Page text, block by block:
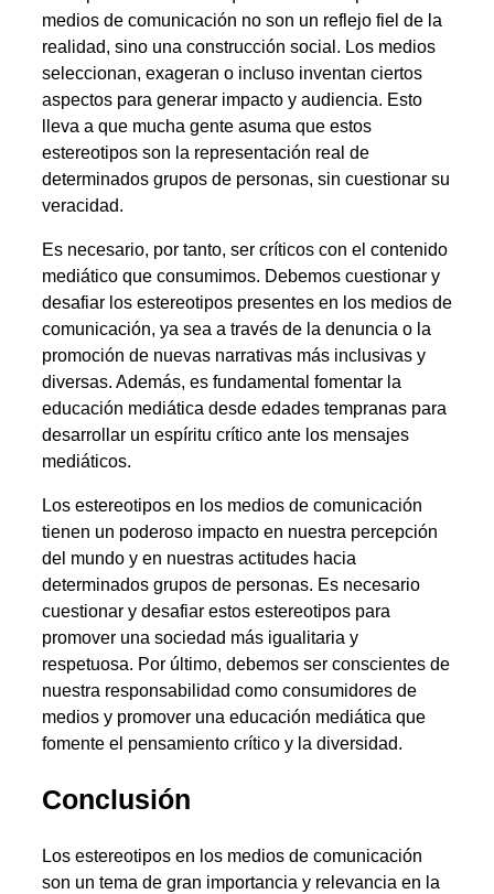
medios de comunicación no son un reflejo fiel de la
realidad, sino una construcción social. Los medios
seleccionan, exageran o incluso inventan ciertos
aspectos para generar impacto y audiencia. Esto
lleva a que mucha gente asuma que estos
estereotipos son la representación real de
determinados grupos de personas, sin cuestionar su
veracidad.
Es necesario, por tanto, ser críticos con el contenido
mediático que consumimos. Debemos cuestionar y
desafiar los estereotipos presentes en los medios de
comunicación, ya sea a través de la denuncia o la
promoción de nuevas narrativas más inclusivas y
diversas. Además, es fundamental fomentar la
educación mediática desde edades tempranas para
desarrollar un espíritu crítico ante los mensajes
mediáticos.
Los estereotipos en los medios de comunicación
tienen un poderoso impacto en nuestra percepción
del mundo y en nuestras actitudes hacia
determinados grupos de personas. Es necesario
cuestionar y desafiar estos estereotipos para
promover una sociedad más igualitaria y
respetuosa. Por último, debemos ser conscientes de
nuestra responsabilidad como consumidores de
medios y promover una educación mediática que
fomente el pensamiento crítico y la diversidad.
Conclusión
Los estereotipos en los medios de comunicación
son un tema de gran importancia y relevancia en la